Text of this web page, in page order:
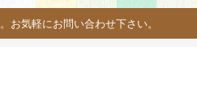
お気軽にお問い合わせ下さい。